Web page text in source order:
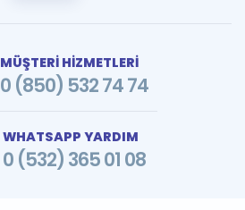
MÜŞTERİ HİZMETLERİ
0 (850) 532 74 74
WHATSAPP YARDIM
0 (532) 365 01 08